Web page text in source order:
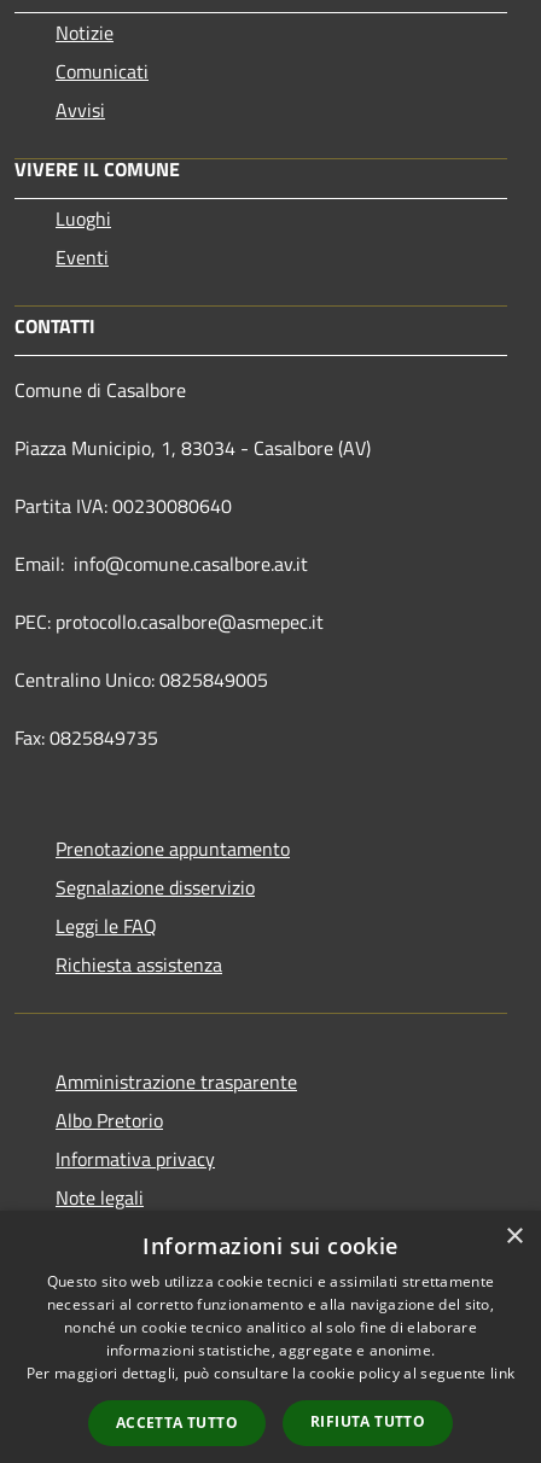
Notizie
Comunicati
Avvisi
VIVERE IL COMUNE
Luoghi
Eventi
CONTATTI
Comune di Casalbore
Piazza Municipio, 1, 83034 - Casalbore (AV)
Partita IVA: 00230080640
Email: info@comune.casalbore.av.it
PEC: protocollo.casalbore@asmepec.it
Centralino Unico: 0825849005
Fax: 0825849735
Prenotazione appuntamento
Segnalazione disservizio
Leggi le FAQ
Richiesta assistenza
Amministrazione trasparente
Albo Pretorio
Informativa privacy
Note legali
Dichiarazione di accessibilità
Accessibilità
Copyright © 2026 • Comune di
Casalbore • Powered by
Municipium•
Accesso
redazione
×
Informazioni sui cookie
Questo sito web utilizza cookie tecnici e assimilati strettamente
necessari al corretto funzionamento e alla navigazione del sito,
nonché un cookie tecnico analitico al solo fine di elaborare
informazioni statistiche, aggregate e anonime.
Per maggiori dettagli, può consultare la cookie policy al seguente link
ACCETTA TUTTO RIFIUTA TUTTO